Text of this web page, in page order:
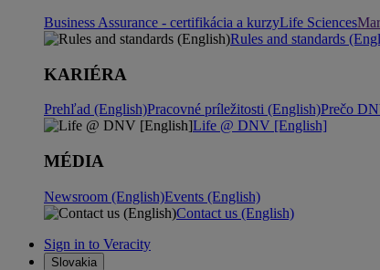
Business Assurance - certifikácia a kurzyLife Sciences
Rules and standards
KARIÉRA
Prehľad (English)Pracovné príležitosti (English)Prečo
Life @ DNV [English]
MÉDIA
Newsroom (English)Events (English)
Contact us (English)
Sign in to Veracity
Slovakia